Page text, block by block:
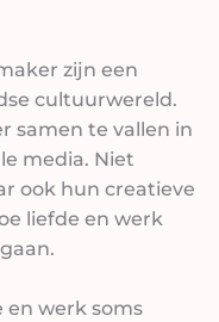
zijn een
cultuurwereld.
samen te vallen in
media. Niet
ook hun creatieve
liefde en werk
en werk soms